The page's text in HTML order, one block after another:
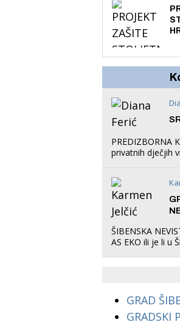
PREDIZBORNA
privatnih dječjih
što oni rade u
ŠIBENSKA
AS EKO ili je li u
GRAD
GRADSKI